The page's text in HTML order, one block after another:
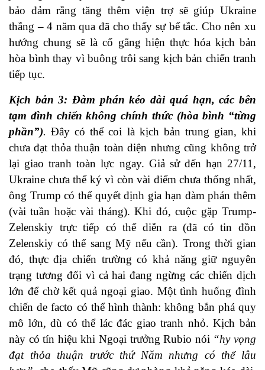
bảo đảm rằng tăng thêm viện trợ sẽ giúp Ukraine
thắng – 4 năm qua đã cho thấy sự bế tắc. Cho nên xu
hướng chung sẽ là cố gắng hiện thực hóa kịch bản
hòa bình thay vì buông trôi sang kịch bản chiến tranh
tiếp tục.
Kịch bản 3: Đàm phán kéo dài quá hạn, các bên
tạm đình chiến không chính thức (hòa bình “từng
phần”). Đây có thể coi là kịch bản trung gian, khi
chưa đạt thỏa thuận toàn diện nhưng cũng không trở
lại giao tranh toàn lực ngay. Giả sử đến hạn 27/11,
Ukraine chưa thể ký vì còn vài điểm chưa thống nhất,
ông Trump có thể quyết định gia hạn đàm phán thêm
(vài tuần hoặc vài tháng). Khi đó, cuộc gặp Trump-
Zelenskiy trực tiếp có thể diễn ra (đã có tin đồn
Zelenskiy có thể sang Mỹ nếu cần). Trong thời gian
đó, thực địa chiến trường có khả năng giữ nguyên
trạng tương đối vì cả hai đang ngừng các chiến dịch
lớn để chờ kết quả ngoại giao. Một tình huống đình
chiến de facto có thể hình thành: không bắn phá quy
mô lớn, dù có thể lác đác giao tranh nhỏ. Kịch bản
này có tín hiệu khi Ngoại trưởng Rubio nói “hy vọng
đạt thỏa thuận trước thứ Năm nhưng có thể lâu